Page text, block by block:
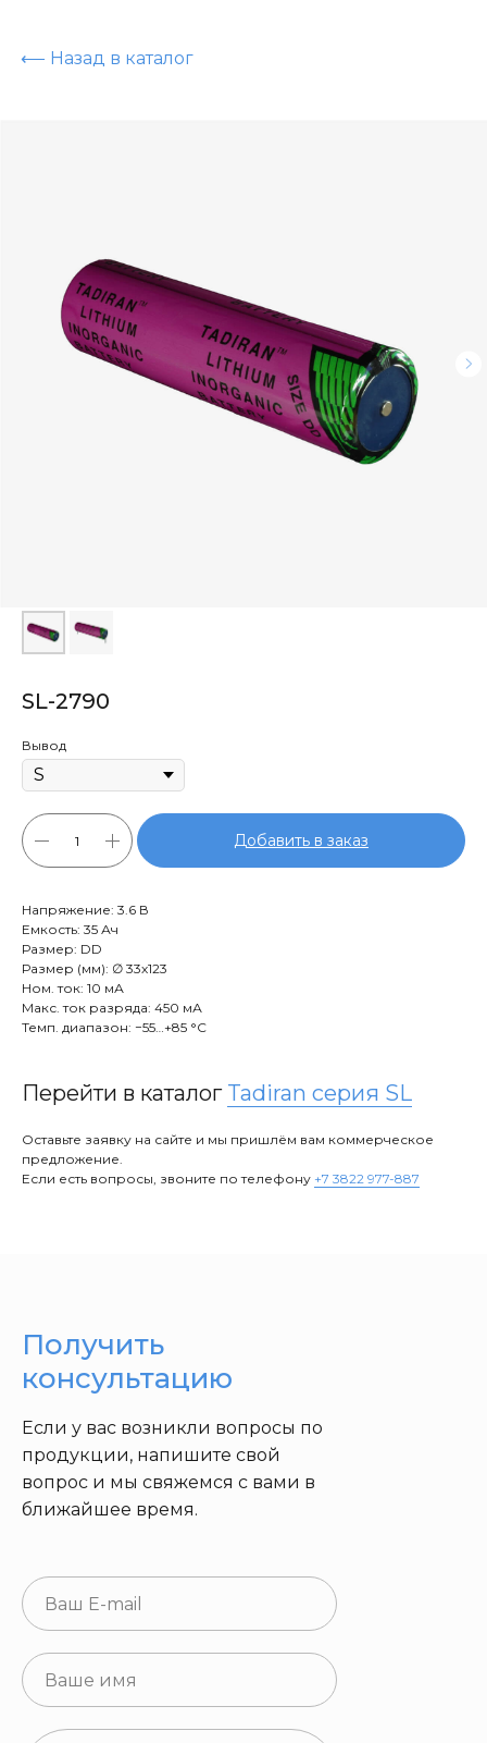
⟵ Назад в каталог
SL-2790
Вывод
Добавить в заказ
Напряжение: 3.6 В
Емкость: 35 Ач
Размер: DD
Размер (мм): ∅ 33х123
Ном. ток: 10 мА
Макс. ток разряда: 450 мА
Темп. диапазон: −55…+85 °C
Перейти в каталог Tadiran серия SL
Оставьте заявку на сайте и мы пришлём вам коммерческое
предложение.
Если есть вопросы, звоните по телефону +7 3822 977-887
Если у вас возникли вопросы по
продукции, напишите свой
вопрос и мы свяжемся с вами в
ближайшее время.
Получить
консультацию